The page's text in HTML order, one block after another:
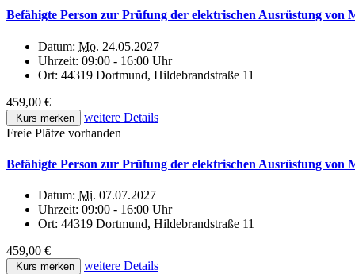
Befähigte Person zur Prüfung der elektrischen Ausrüstung von
Datum: Mo. 24.05.2027
Uhrzeit: 09:00 - 16:00 Uhr
Ort: 44319 Dortmund, Hildebrandstraße 11
459,00 €
Kurs merken
weitere Details
Freie Plätze vorhanden
Befähigte Person zur Prüfung der elektrischen Ausrüstung von
Datum: Mi. 07.07.2027
Uhrzeit: 09:00 - 16:00 Uhr
Ort: 44319 Dortmund, Hildebrandstraße 11
459,00 €
Kurs merken
weitere Details